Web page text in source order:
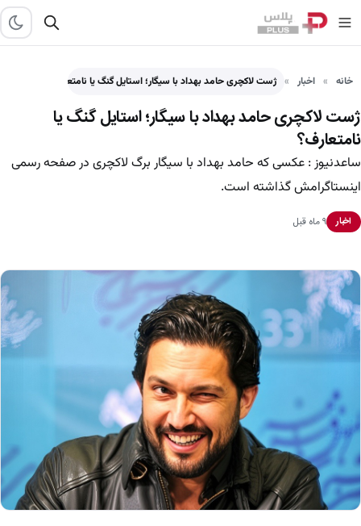
خانه اخبار ژست لاکچری حامد بهداد با سیگار؛ استایل گنگ یا نامتعارف؟
ژست لاکچری حامد بهداد با سیگار؛ استایل گنگ یا
نامتعارف؟
ساعدنیوز : عکسی که حامد بهداد با سیگار برگ لاکچری در صفحه رسمی
اینستاگرامش گذاشته است.
اخبار ۹ ماه قبل